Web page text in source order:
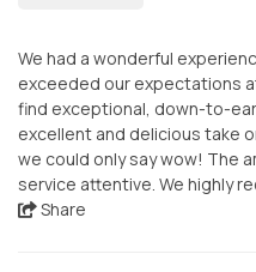
We had a wonderful
exceeded our expectations
find exceptional, down-to-
excellent and delicious take
we could only say wow! The
service attentive. We highly
Share